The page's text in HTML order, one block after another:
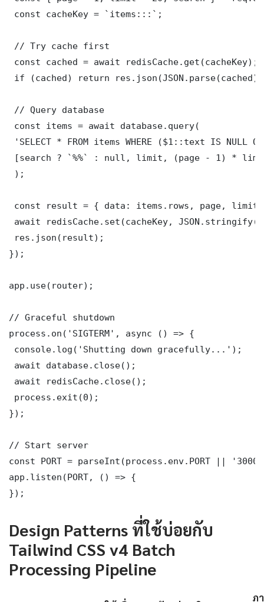
const cacheKey = `items:::`;
// Try cache first
const cached = await redisCache.get(cacheKey);
if (cached) return
// Query database
const items = await database.query(
'SELECT * FROM items WHERE ($1::text IS NULL
[search ? `%%` : null, limit, (page - 1) *
);
const result = { data: items.rows, page,
await redisCache.set(cacheKey,
res.json(result);
});
app.use(router);
// Graceful shutdown
process.on('SIGTERM', async () => {
console.log('Shutting down gracefully...');
await database.close();
await redisCache.close();
process.exit(0);
});
// Start server
const PORT = parseInt(process.env.PORT ||
app.listen(PORT, () => {
});
Design Patterns ที่ใช้บ่อยกับ
Tailwind CSS v4 Batch
Processing Pipeline
ภ